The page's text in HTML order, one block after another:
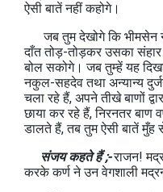
ऐसी बातें नहीं कहोगे।
जब तुम देखोगे कि भीमसेन ने
दाँत तोड़-तोड़कर उसका
बोल सकोगे। जब तुम्हें यह
नकुल-सहदेव तथा अन्यान्य
चला रहे हैं, अपने तीखे बाणों
छाया कर रहे हैं, निरनतर
डालते हैं, तब तुम ऐसी बातें मुँह
संजय कहते हैं ;-राजन!
करके कर्ण ने उन वेगशाली